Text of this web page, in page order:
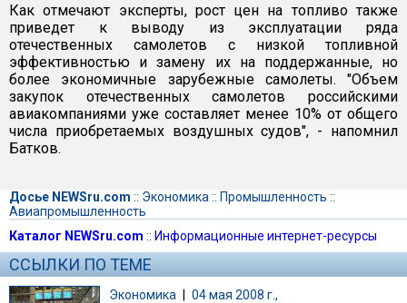
Как отмечают эксперты, рост цен на топливо также
приведет к выводу из эксплуатации ряда
отечественных самолетов с низкой топливной
эффективностью и замену их на поддержанные, но
более экономичные зарубежные самолеты. "Объем
закупок отечественных самолетов российскими
авиакомпаниями уже составляет менее 10% от общего
числа приобретаемых воздушных судов", - напомнил
Батков.
Досье NEWSru.com :: Экономика :: Промышленность ::
Авиапромышленность
Каталог NEWSru.com :: Информационные интернет-ресурсы
ССЫЛКИ ПО ТЕМЕ
Экономика | 04 мая 2008 г.,